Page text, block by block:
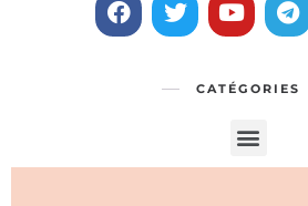
CATÉGORIES